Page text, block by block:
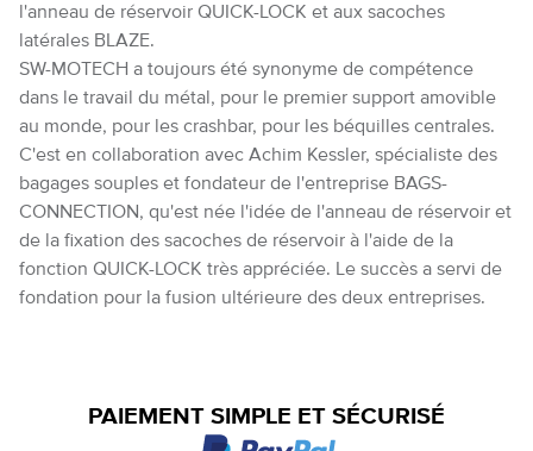
l'anneau de réservoir QUICK-LOCK et aux sacoches
latérales BLAZE.
SW-MOTECH a toujours été synonyme de compétence
dans le travail du métal, pour le premier support amovible
au monde, pour les crashbar, pour les béquilles centrales.
C'est en collaboration avec Achim Kessler, spécialiste des
bagages souples et fondateur de l'entreprise BAGS-
CONNECTION, qu'est née l'idée de l'anneau de réservoir et
de la fixation des sacoches de réservoir à l'aide de la
fonction QUICK-LOCK très appréciée. Le succès a servi de
fondation pour la fusion ultérieure des deux entreprises.
PAIEMENT SIMPLE ET SÉCURISÉ